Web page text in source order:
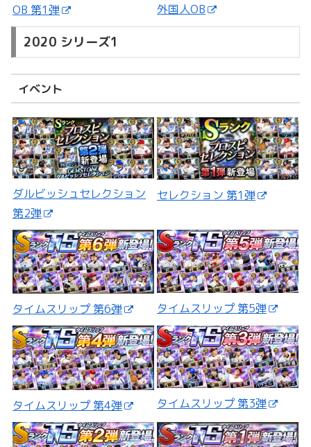
OB 第1弾 外国人OB
2020 シリーズ1
イベント
ダルビッシュセレクション
第2弾
セレクション 第1弾
タイムスリップ 第6弾 タイムスリップ 第5弾
タイムスリップ 第4弾 タイムスリップ 第3弾